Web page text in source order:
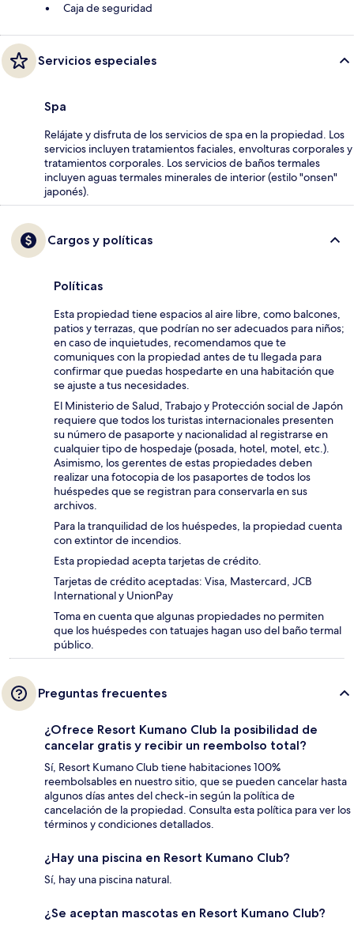
Caja de seguridad
Servicios especiales
Spa
Relájate y disfruta de los servicios de spa en la propiedad. Los
servicios incluyen tratamientos faciales, envolturas corporales y
tratamientos corporales. Los servicios de baños termales
incluyen aguas termales minerales de interior (estilo "onsen"
japonés).
Cargos y políticas
Políticas
Esta propiedad tiene espacios al aire libre, como balcones,
patios y terrazas, que podrían no ser adecuados para niños;
en caso de inquietudes, recomendamos que te
comuniques con la propiedad antes de tu llegada para
confirmar que puedas hospedarte en una habitación que
se ajuste a tus necesidades.
El Ministerio de Salud, Trabajo y Protección social de Japón
requiere que todos los turistas internacionales presenten
su número de pasaporte y nacionalidad al registrarse en
cualquier tipo de hospedaje (posada, hotel, motel, etc.).
Asimismo, los gerentes de estas propiedades deben
realizar una fotocopia de los pasaportes de todos los
huéspedes que se registran para conservarla en sus
archivos.
Para la tranquilidad de los huéspedes, la propiedad cuenta
con extintor de incendios.
Esta propiedad acepta tarjetas de crédito.
Tarjetas de crédito aceptadas: Visa, Mastercard, JCB
International y UnionPay
Toma en cuenta que algunas propiedades no permiten
que los huéspedes con tatuajes hagan uso del baño termal
público.
Preguntas frecuentes
¿Ofrece Resort Kumano Club la posibilidad de
cancelar gratis y recibir un reembolso total?
Sí, Resort Kumano Club tiene habitaciones 100%
reembolsables en nuestro sitio, que se pueden cancelar hasta
algunos días antes del check-in según la política de
cancelación de la propiedad. Consulta esta política para ver los
términos y condiciones detallados.
¿Hay una piscina en Resort Kumano Club?
Sí, hay una piscina natural.
¿Se aceptan mascotas en Resort Kumano Club?